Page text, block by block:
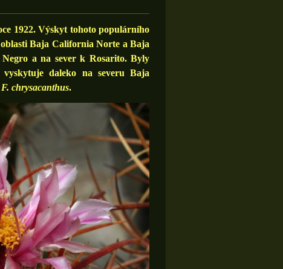
1922. Výskyt tohoto populárního
Baja California Norte a Baja
a na sever k Rosarito. Byly
daleko na severu Baja
F. chrysacanthus.